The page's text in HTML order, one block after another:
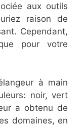
aux outils
raison de
Cependant,
pour votre
à main
noir, vert
a obtenu de
domaines, en